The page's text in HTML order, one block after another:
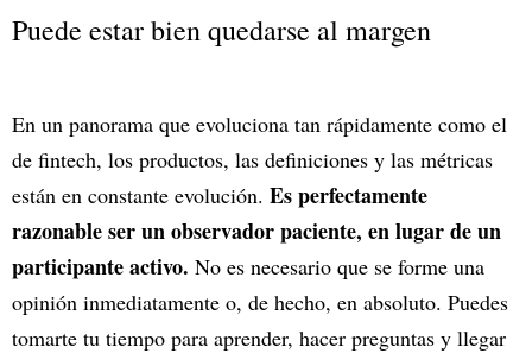
Puede estar bien quedarse al margen
En un panorama que evoluciona tan rápidamente como el
de fintech, los productos, las definiciones y las métricas
están en constante evolución. Es perfectamente
razonable ser un observador paciente, en lugar de un
participante activo. No es necesario que se forme una
opinión inmediatamente o, de hecho, en absoluto. Puedes
tomarte tu tiempo para aprender, hacer preguntas y llegar